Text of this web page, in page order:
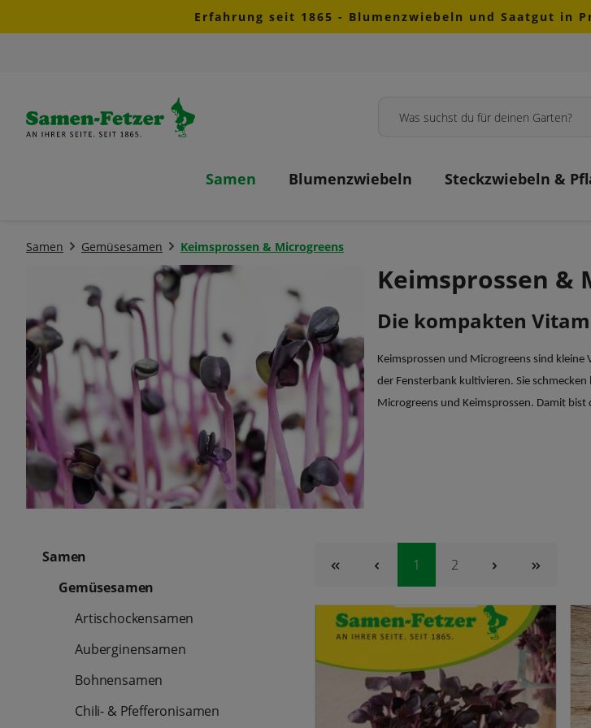
Zur Hauptnavigation springenErfahrung seit 1865 - Blumenzwiebeln und Saatgut in
Samen Blumenzwiebeln Steckzwiebeln &
Samen Gemüsesamen Keimsprossen & Microgreens
Keimsprossen &
Die kompakten
Keimsprossen und Microgreens sind
der Fensterbank kultivieren. Sie
Microgreens und Keimsprossen. Damit
Samen
Gemüsesamen
Artischockensamen
Auberginensamen
Bohnensamen
Chili- & Pfefferonisamen
Seite
1 Seite
2